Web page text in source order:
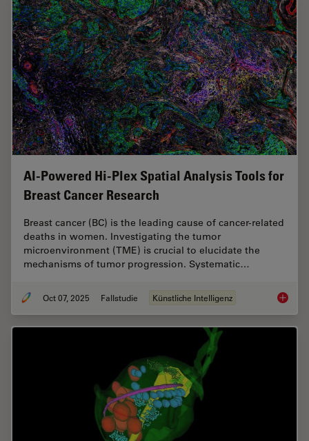
AI-Powered Hi-Plex Spatial Analysis Tools for
Breast Cancer Research
Breast cancer (BC) is the leading cause of cancer-related
deaths in women. Investigating the tumor
microenvironment (TME) is crucial to elucidate the
mechanisms of tumor progression. Systematic…
Oct 07, 2025 Fallstudie Künstliche Intelligenz AI-